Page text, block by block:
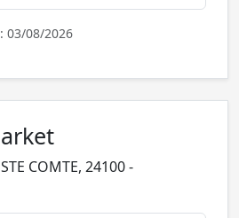
03/08/2026
COMTE, 24100 -